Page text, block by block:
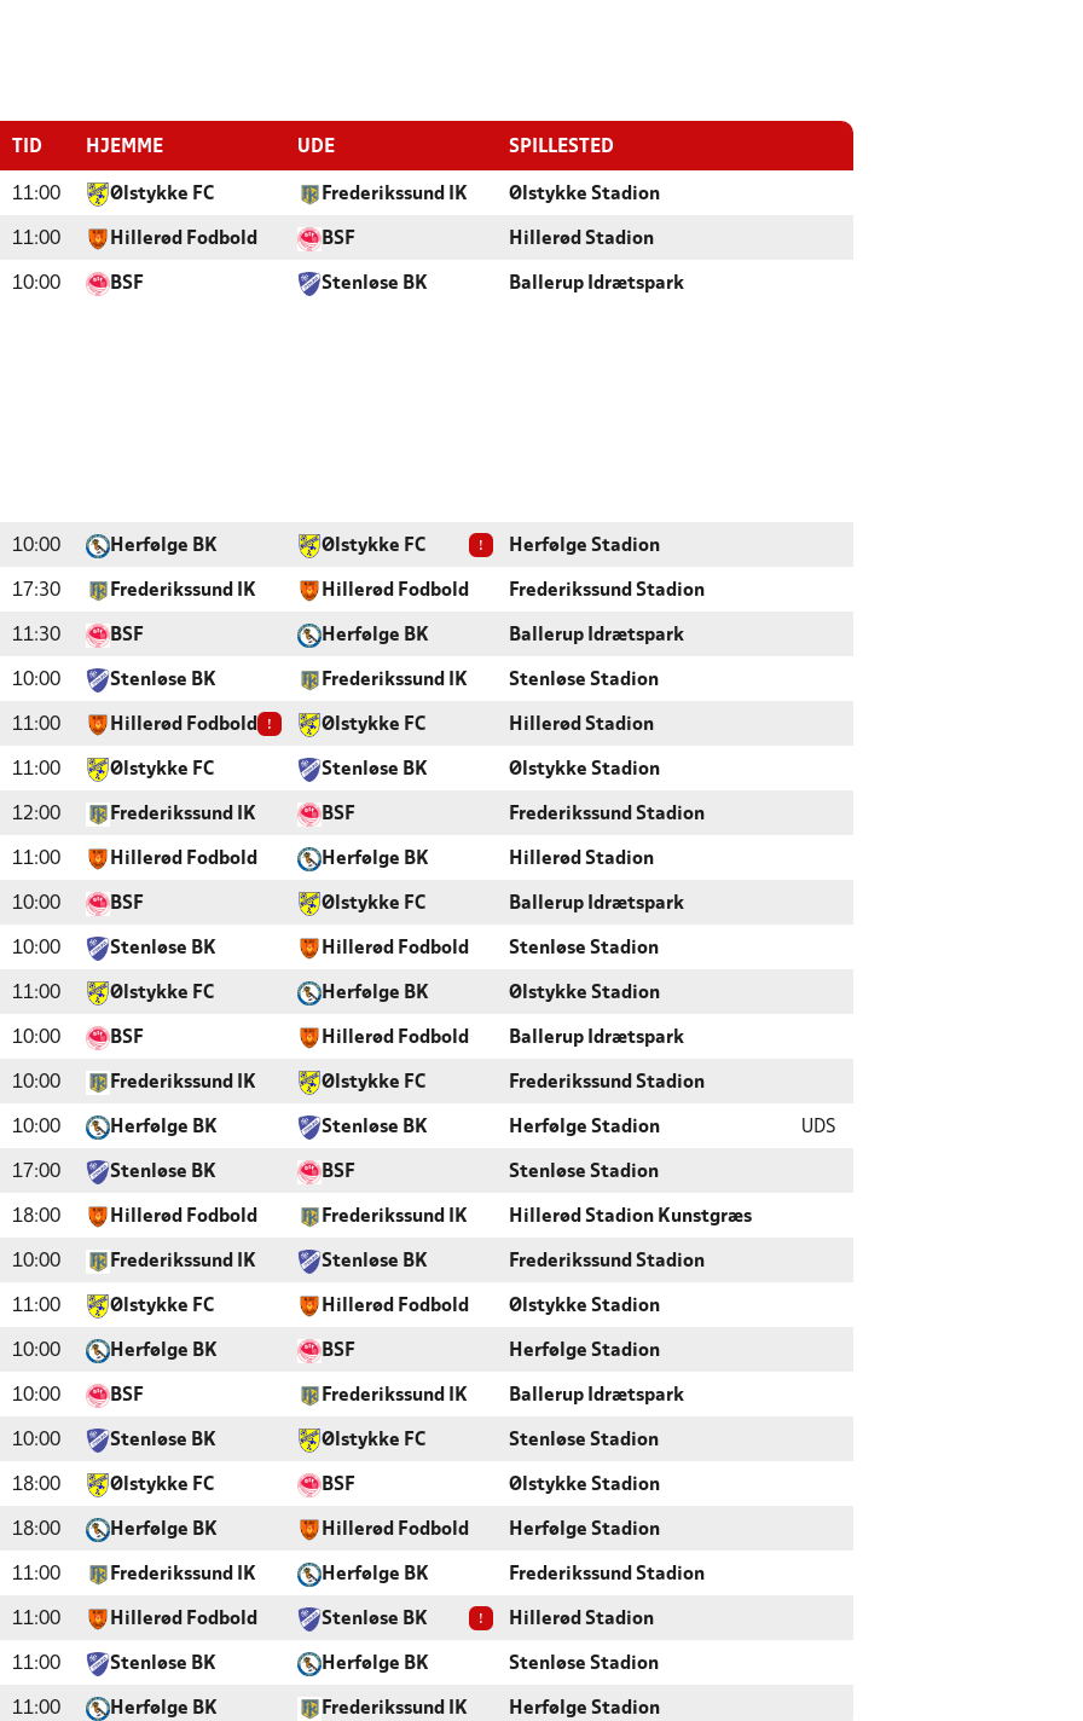
TID HJEMME UDE SPILLESTED
11:00 Ølstykke FC Frederikssund IK Ølstykke Stadion
11:00 Hillerød Fodbold BSF Hillerød Stadion
10:00 BSF Stenløse BK Ballerup Idrætspark
10:00 Herfølge BK Ølstykke FC ! Herfølge Stadion
17:30 Frederikssund IK Hillerød Fodbold Frederikssund Stadion
11:30 BSF Herfølge BK Ballerup Idrætspark
10:00 Stenløse BK Frederikssund IK Stenløse Stadion
11:00 Hillerød Fodbold ! Ølstykke FC Hillerød Stadion
11:00 Ølstykke FC Stenløse BK Ølstykke Stadion
12:00 Frederikssund IK BSF Frederikssund Stadion
11:00 Hillerød Fodbold Herfølge BK Hillerød Stadion
10:00 BSF Ølstykke FC Ballerup Idrætspark
10:00 Stenløse BK Hillerød Fodbold Stenløse Stadion
11:00 Ølstykke FC Herfølge BK Ølstykke Stadion
10:00 BSF Hillerød Fodbold Ballerup Idrætspark
10:00 Frederikssund IK Ølstykke FC Frederikssund Stadion
10:00 Herfølge BK Stenløse BK Herfølge Stadion UDS
17:00 Stenløse BK BSF Stenløse Stadion
18:00 Hillerød Fodbold Frederikssund IK Hillerød Stadion Kunstgræs
10:00 Frederikssund IK Stenløse BK Frederikssund Stadion
11:00 Ølstykke FC Hillerød Fodbold Ølstykke Stadion
10:00 Herfølge BK BSF Herfølge Stadion
10:00 BSF Frederikssund IK Ballerup Idrætspark
10:00 Stenløse BK Ølstykke FC Stenløse Stadion
18:00 Ølstykke FC BSF Ølstykke Stadion
18:00 Herfølge BK Hillerød Fodbold Herfølge Stadion
11:00 Frederikssund IK Herfølge BK Frederikssund Stadion
11:00 Hillerød Fodbold Stenløse BK ! Hillerød Stadion
11:00 Stenløse BK Herfølge BK Stenløse Stadion
11:00 Herfølge BK Frederikssund IK Herfølge Stadion